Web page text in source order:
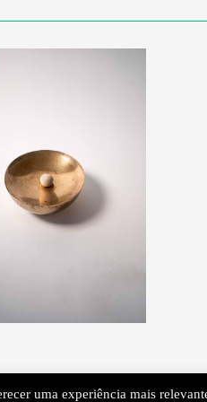
uma experiência mais